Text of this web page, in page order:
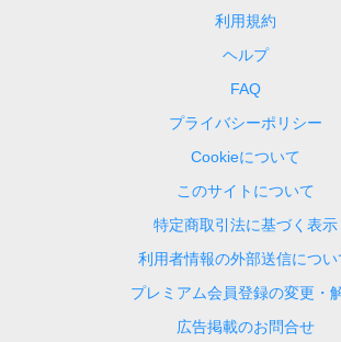
利用規約
ヘルプ
FAQ
プライバシーポリシー
Cookieについて
このサイトについて
特定商取引法に基づく表示
利用者情報の外部送信につい
プレミアム会員登録の変更・
広告掲載のお問合せ